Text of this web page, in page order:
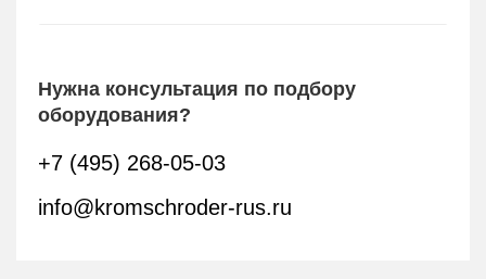
Нужна консультация по подбору
оборудования?
+7 (495) 268-05-03
info@kromschroder-rus.ru